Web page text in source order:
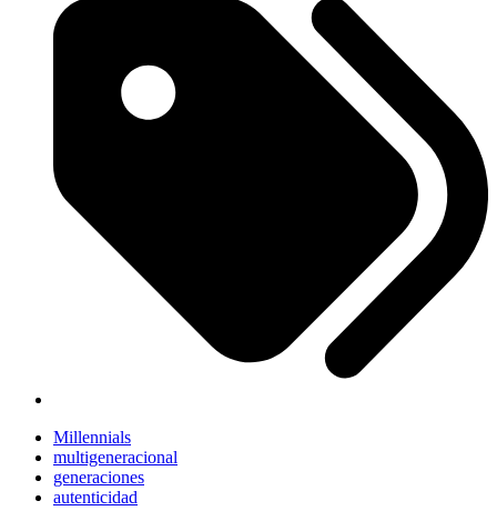
Millennials
multigeneracional
generaciones
autenticidad